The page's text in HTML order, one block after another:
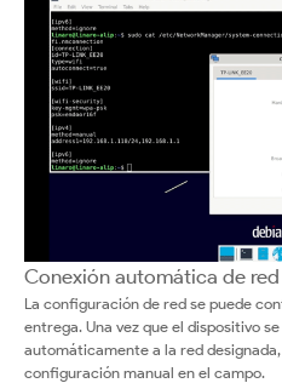
Conexión automática de red
La configuración de red se puede
entrega. Una vez que el dispositivo
automáticamente a la red
configuración manual en el campo.